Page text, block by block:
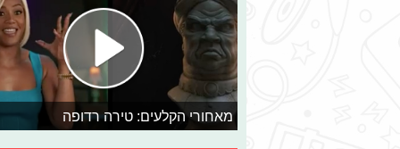
מאחורי הקלעים: טירה רדופה